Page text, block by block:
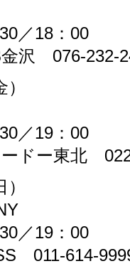
／18：00
金沢 076-232-
／19：00
ードー東北
／19：00
011-614-